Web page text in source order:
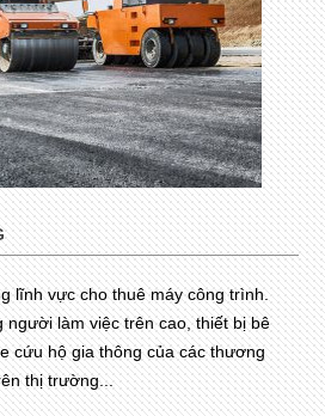
lĩnh vực cho thuê máy công trình.
người làm việc trên cao, thiết bị bê
cứu hộ gia thông của các thương
thị trường...